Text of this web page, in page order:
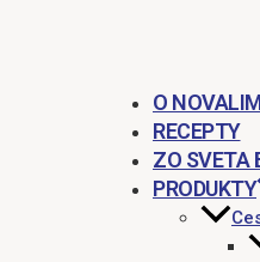
O
RECEPTY
ZO SVETA
PRODUKTY